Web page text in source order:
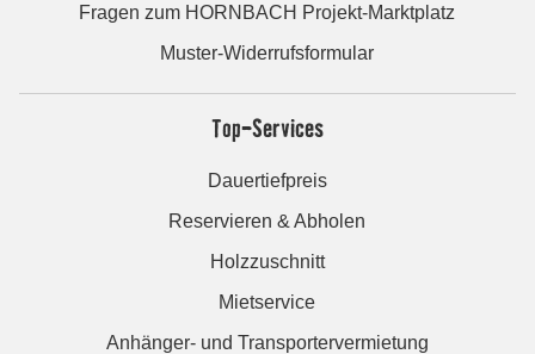
Fragen zum HORNBACH Projekt-Marktplatz
Muster-Widerrufsformular
Top-Services
Dauertiefpreis
Reservieren & Abholen
Holzzuschnitt
Mietservice
Anhänger- und Transportervermietung